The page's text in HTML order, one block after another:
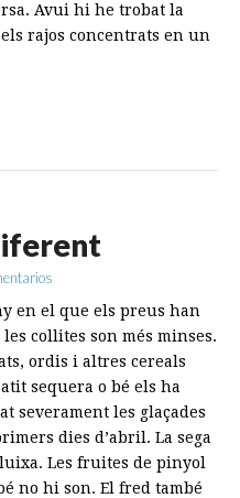
Avui hi he trobat la
rajos concentrats en un
en el que els preus han
collites son més minses.
ordis i altres cereals
sequera o bé els ha
severament les glaçades
dies d’abril. La sega
Les fruites de pinyol
no hi son. El fred també